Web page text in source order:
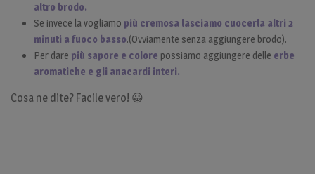
altro brodo.
Se invece la vogliamo più cremosa lasciamo cuocerla altri 2
minuti a fuoco basso.(Ovviamente senza aggiungere brodo).
Per dare più sapore e colore possiamo aggiungere delle erbe
aromatiche e gli anacardi interi.
Cosa ne dite? Facile vero! 😀